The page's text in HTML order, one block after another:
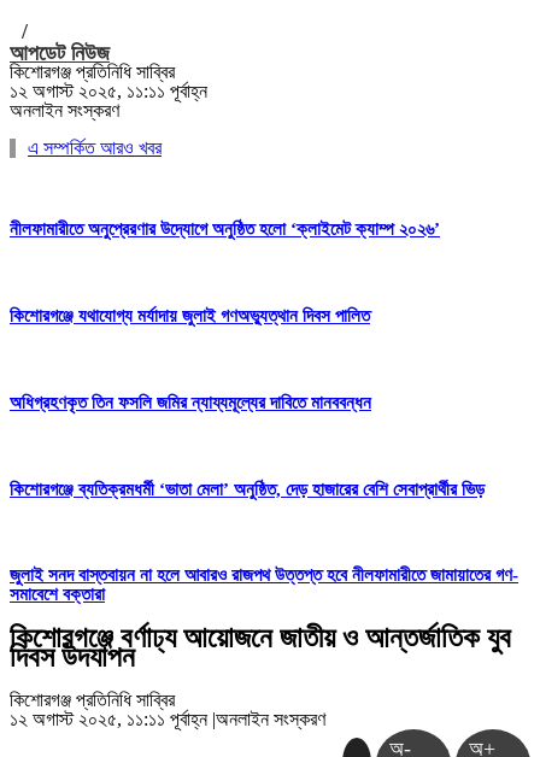
/
আপডেট নিউজ
কিশোরগঞ্জ প্রতিনিধি সাব্বির
১২ অগাস্ট ২০২৫, ১১:১১ পূর্বাহ্ন
অনলাইন সংস্করণ
এ সম্পর্কিত আরও খবর
নীলফামারীতে অনুপ্রেরণার উদ্যোগে অনুষ্ঠিত হলো ‘ক্লাইমেট ক্যাম্প ২০২৬’
কিশোরগঞ্জে যথাযোগ্য মর্যাদায় জুলাই গণঅভ্যুত্থান দিবস পালিত
অধিগ্রহণকৃত তিন ফসলি জমির ন্যায্যমূল্যের দাবিতে মানববন্ধন
কিশোরগঞ্জে ব্যতিক্রমধর্মী ‘ভাতা মেলা’ অনুষ্ঠিত, দেড় হাজারের বেশি সেবাপ্রার্থীর ভিড়
জুলাই সনদ বাস্তবায়ন না হলে আবারও রাজপথ উত্তপ্ত হবে নীলফামারীতে জামায়াতের গণ-
সমাবেশে বক্তারা
কিশোরগঞ্জে বর্ণাঢ্য আয়োজনে জাতীয় ও আন্তর্জাতিক যুব
দিবস উদযাপন
কিশোরগঞ্জ প্রতিনিধি সাব্বির
১২ অগাস্ট ২০২৫, ১১:১১ পূর্বাহ্ন |অনলাইন সংস্করণ
অ- অ+